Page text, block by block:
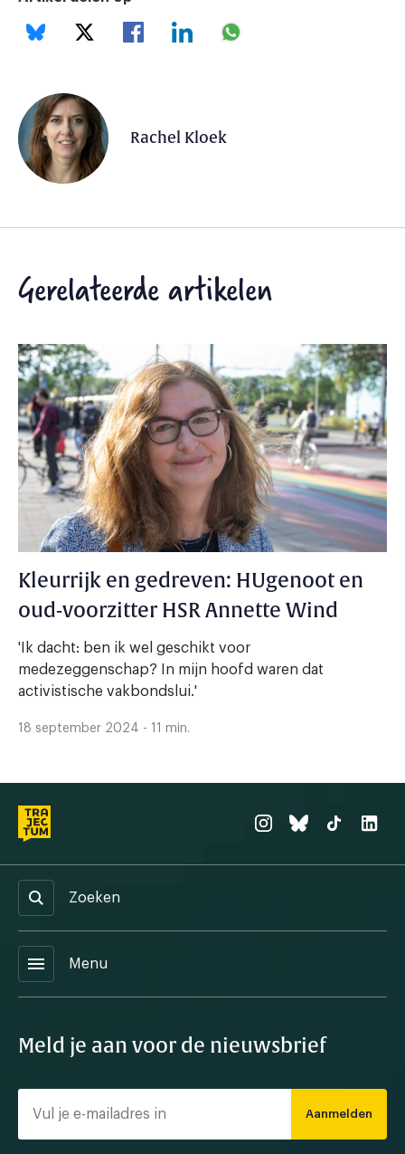
Rachel Kloek
Gerelateerde artikelen
Kleurrijk en gedreven: HUgenoot en
oud-voorzitter HSR Annette Wind
'Ik dacht: ben ik wel geschikt voor
medezeggenschap? In mijn hoofd waren dat
activistische vakbondslui.'
18 september 2024 - 11 min.
Zoeken
menu Menu
Meld je aan voor de nieuwsbrief
Aanmelden